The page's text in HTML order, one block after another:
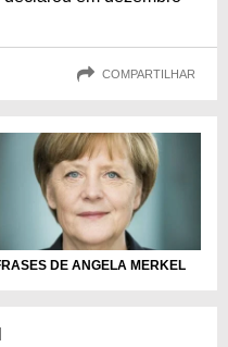
COMPARTILHAR
DE ANGELA MERKEL